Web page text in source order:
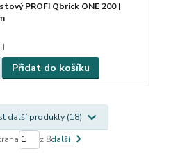
PROFI Qbrick ONE 200 |
Přidat do košíku
další produkty (18)
z 8další